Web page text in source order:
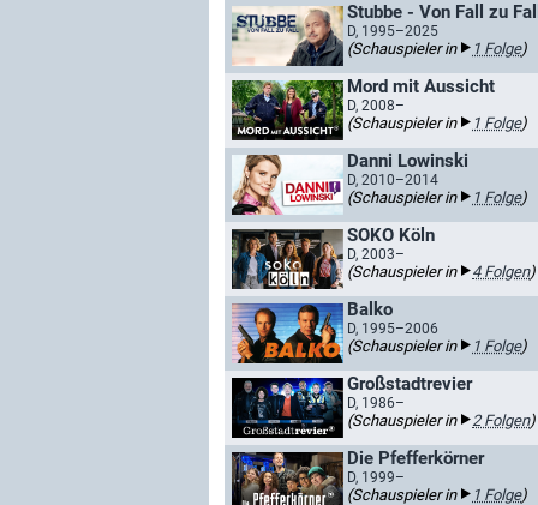
Stubbe - Von Fall zu
D, 1995–2025
(Schauspieler in 1 Folge)
Mord mit Aussicht
D, 2008–
(Schauspieler in 1 Folge)
Danni Lowinski
D, 2010–2014
(Schauspieler in 1 Folge)
SOKO Köln
D, 2003–
(Schauspieler in 4 Folgen)
Balko
D, 1995–2006
(Schauspieler in 1 Folge)
Großstadtrevier
D, 1986–
(Schauspieler in 2 Folgen)
Die Pfefferkörner
D, 1999–
(Schauspieler in 1 Folge)